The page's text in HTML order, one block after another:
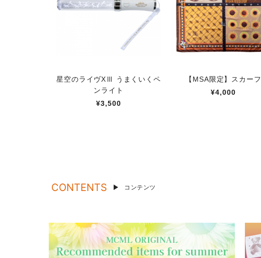
星空のライヴXⅢ うまくいくペ
ンライト
¥3,500
【MSA限定】スカーフ
¥4,000
CONTENTS コンテンツ